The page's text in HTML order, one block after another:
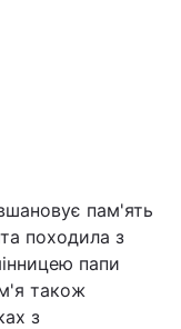
пам'ять
походила з
папи
також
з